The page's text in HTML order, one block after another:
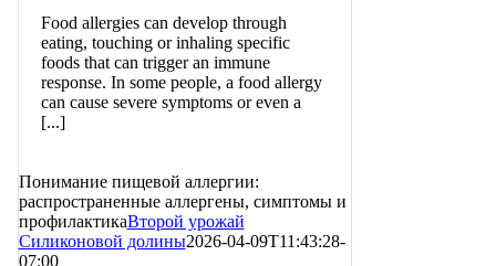
Food allergies can develop through
eating, touching or inhaling specific
foods that can trigger an immune
response. In some people, a food allergy
can cause severe symptoms or even a
[...]
Понимание пищевой аллергии:
распространенные аллергены, симптомы и
профилактикаВторой урожай
Силиконовой долины2026-04-09T11:43:28-
07:00